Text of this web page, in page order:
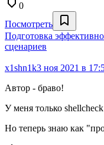
0
Посмотреть
Подготовка
сценариев
x1shn1k3 ноя 2021 в
Автор - браво!
У меня только
Но теперь знаю как